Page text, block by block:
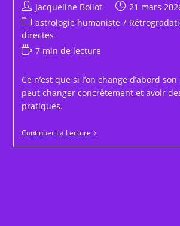
Auteur/autrice
de
la
publication :
Jacqueline Boilot
Publication
publiée :
21 mars
Post
category:
astrologie humaniste /
directes
Temps
lecture :
7 min de lecture
Ce n’est que si l’on change d’abord
peut changer concrètement et avoir
pratiques.
Continuer La LectureMercure
Redevient